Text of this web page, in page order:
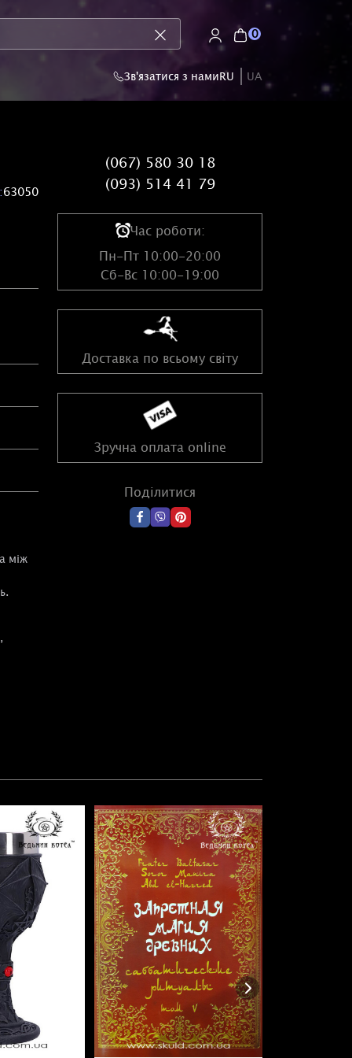
0
Зв'язатися з намиRU UA
63050
між
(067) 580 30 18
(093) 514 41 79
Час роботи:
Пн-Пт 10:00-20:00
Сб-Вс 10:00-19:00
Доставка по всьому світу
Зручна оплата online
Поділитися